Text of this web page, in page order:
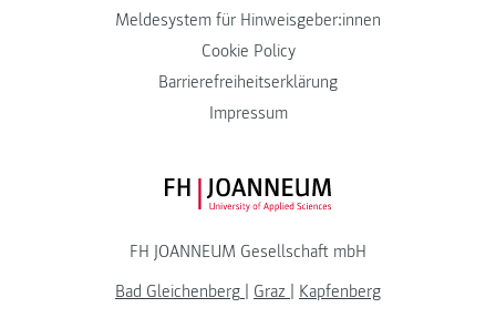
Meldesystem für Hinweisgeber:innen
Cookie Policy
Barrierefreiheitserklärung
Impressum
FH JOANNEUM Logo
FH JOANNEUM Gesellschaft mbH
Bad Gleichenberg | Graz | Kapfenberg